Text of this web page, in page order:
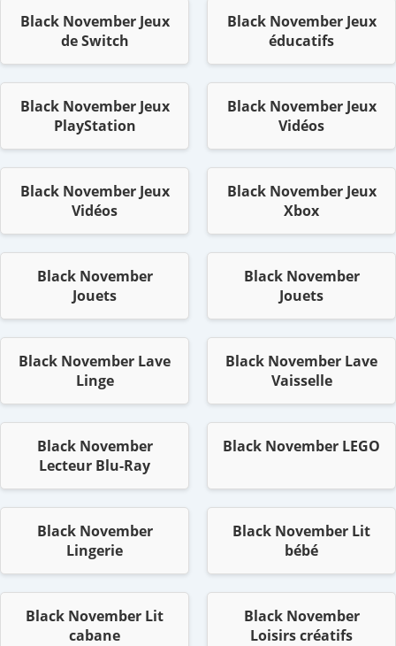
Black November Jeux
de Switch
Black November Jeux
éducatifs
Black November Jeux
PlayStation
Black November Jeux
Vidéos
Black November Jeux
Vidéos
Black November Jeux
Xbox
Black November
Jouets
Black November
Jouets
Black November Lave
Linge
Black November Lave
Vaisselle
Black November
Lecteur Blu-Ray
Black November LEGO
Black November
Lingerie
Black November Lit
bébé
Black November Lit
cabane
Black November
Loisirs créatifs